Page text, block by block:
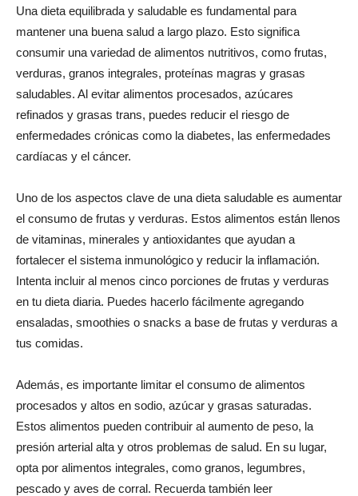
Una dieta equilibrada y saludable es fundamental para
mantener una buena salud a largo plazo. Esto significa
consumir una variedad de alimentos nutritivos, como frutas,
verduras, granos integrales, proteínas magras y grasas
saludables. Al evitar alimentos procesados, azúcares
refinados y grasas trans, puedes reducir el riesgo de
enfermedades crónicas como la diabetes, las enfermedades
cardíacas y el cáncer.
Uno de los aspectos clave de una dieta saludable es aumentar
el consumo de frutas y verduras. Estos alimentos están llenos
de vitaminas, minerales y antioxidantes que ayudan a
fortalecer el sistema inmunológico y reducir la inflamación.
Intenta incluir al menos cinco porciones de frutas y verduras
en tu dieta diaria. Puedes hacerlo fácilmente agregando
ensaladas, smoothies o snacks a base de frutas y verduras a
tus comidas.
Además, es importante limitar el consumo de alimentos
procesados y altos en sodio, azúcar y grasas saturadas.
Estos alimentos pueden contribuir al aumento de peso, la
presión arterial alta y otros problemas de salud. En su lugar,
opta por alimentos integrales, como granos, legumbres,
pescado y aves de corral. Recuerda también leer